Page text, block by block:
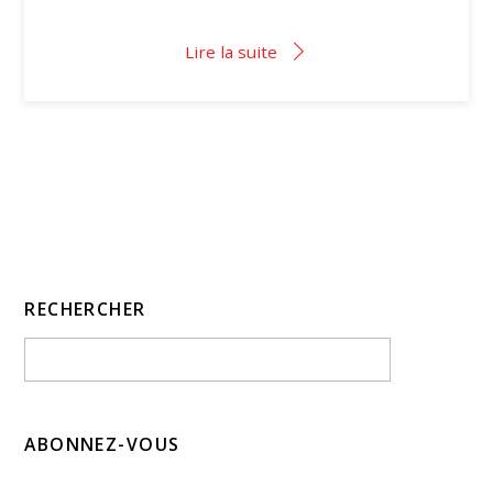
Lire la suite
RECHERCHER
ABONNEZ-VOUS